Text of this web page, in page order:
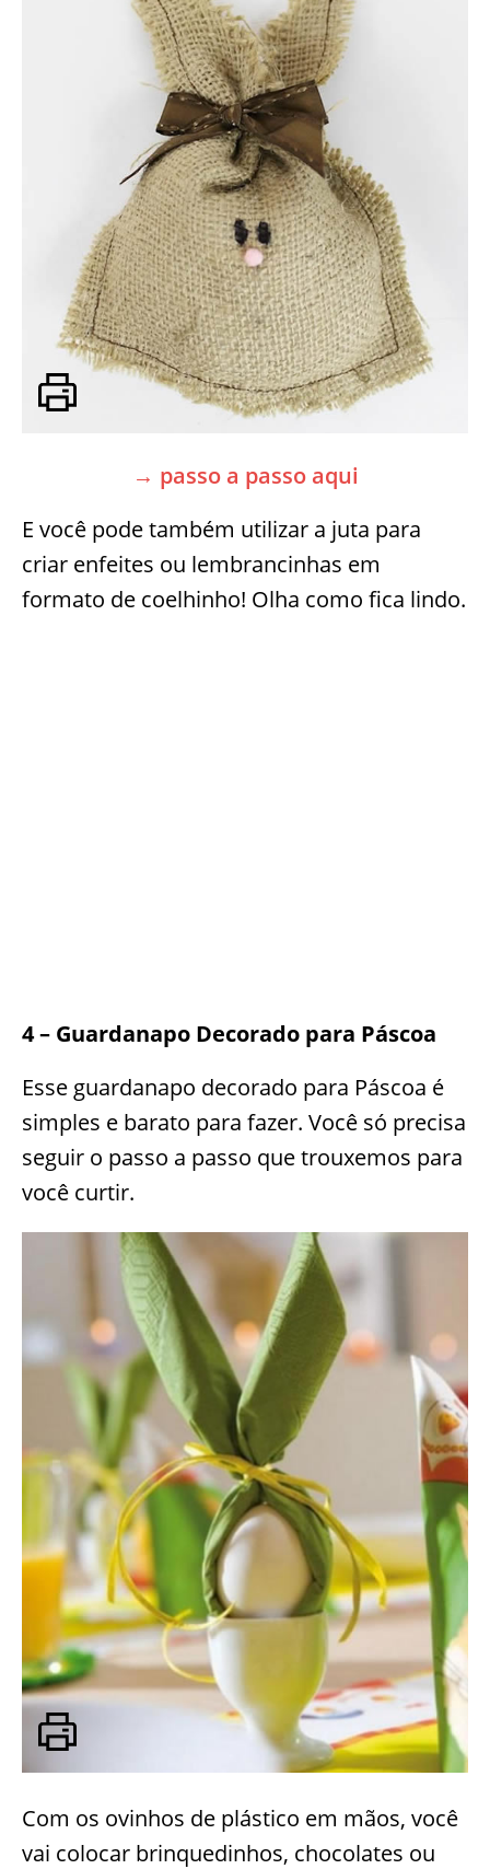
→ passo a passo aqui
E você pode também utilizar a juta para
criar enfeites ou lembrancinhas em
formato de coelhinho! Olha como fica lindo.
4 – Guardanapo Decorado para Páscoa
Esse guardanapo decorado para Páscoa é
simples e barato para fazer. Você só precisa
seguir o passo a passo que trouxemos para
você curtir.
Com os ovinhos de plástico em mãos, você
vai colocar brinquedinhos, chocolates ou